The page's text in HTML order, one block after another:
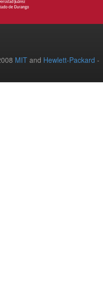
MIT and Hewlett-Packard -